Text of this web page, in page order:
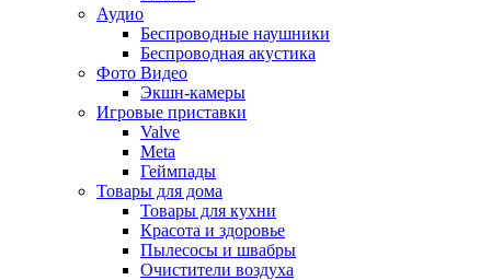
Аудио
Беспроводные наушники
Беспроводная акустика
Фото Видео
Экшн-камеры
Игровые приставки
Valve
Meta
Геймпады
Товары для дома
Товары для кухни
Красота и здоровье
Пылесосы и швабры
Очистители воздуха